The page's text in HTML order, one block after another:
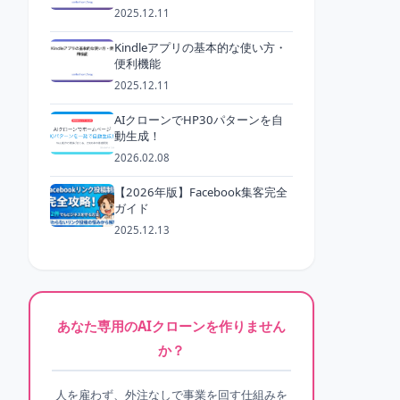
2025.12.11
Kindleアプリの基本的な使い方・
便利機能
2025.12.11
AIクローンでHP30パターンを自
動生成！
2026.02.08
【2026年版】Facebook集客完全
ガイド
2025.12.13
あなた専用のAIクローンを作りません
か？
人を雇わず、外注なしで事業を回す仕組みを